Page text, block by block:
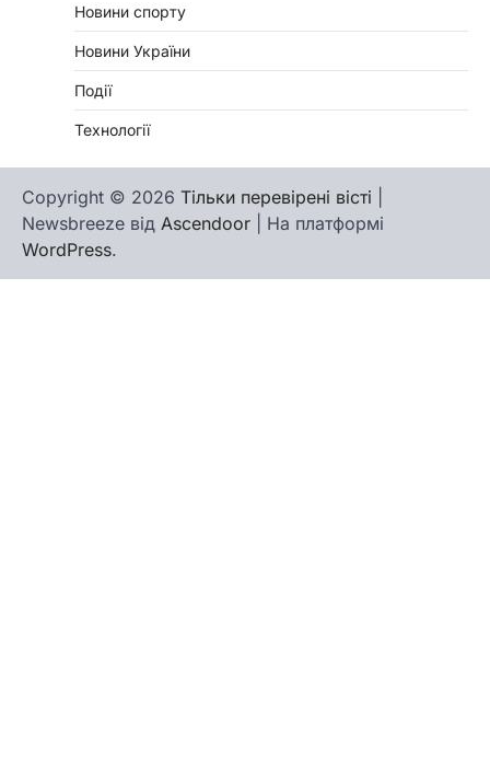
Новини спорту
Новини України
Події
Технології
Copyright © 2026 Тільки перевірені вісті
Newsbreeze від Ascendoor | На платформі
WordPress.